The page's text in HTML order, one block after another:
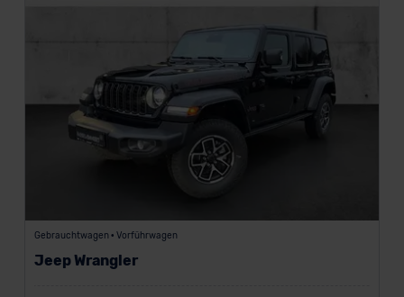
Gebrauchtwagen • Vorführwagen
Jeep Wrangler